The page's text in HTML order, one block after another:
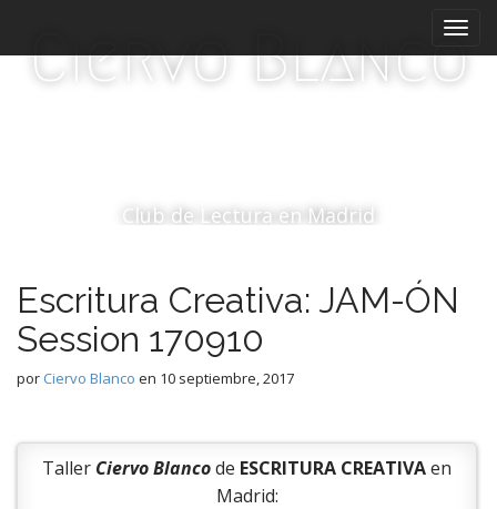
l
Ciervo Blanco
Club de Lectura en Madrid
Escritura Creativa: JAM-ÓN
Session 170910
por Ciervo Blanco en 10 septiembre, 2017
Taller Ciervo Blancode ESCRITURA CREATIVAen
Madrid: